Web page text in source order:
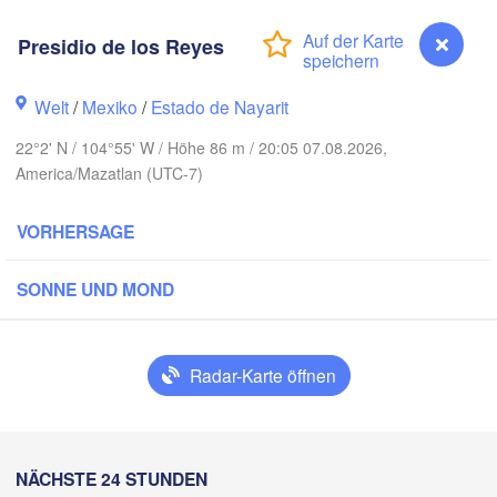
Presidio de los Reyes
Welt/Mexiko /Estado de Nayarit
22°2' N / 104°55' W / Höhe 86 m / 20:05 07.08.2026,
America/Mazatlan (UTC-7)
VORHERSAGE
SONNE UND MOND
Radar-Karte öffnen
NÄCHSTE 24 STUNDEN
Chihuahua
Durango
Hidalgo
MEXIKO
Presidio de los Reyes